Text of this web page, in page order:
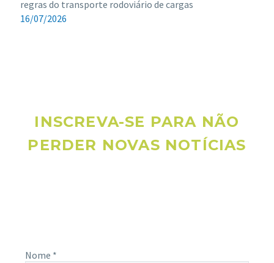
regras do transporte rodoviário de cargas
16/07/2026
INSCREVA-SE PARA NÃO
PERDER NOVAS NOTÍCIAS
Nome *